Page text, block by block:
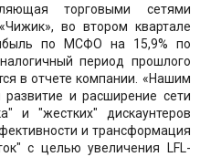
торговыми сетями
во втором квартале
по МСФО на 15,9% по
период прошлого
в отчете компании. «Нашим
развитие и расширение сети
и "жестких" дискаунтеров
и трансформация
с целью увеличения LFL-